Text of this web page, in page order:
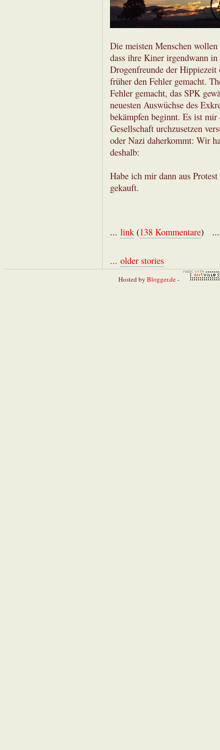
Die meisten Menschen
dass ihre Kiner irgendwann
Drogenfreunde der Hippiezeit
früher den Fehler gemacht.
Fehler gemacht, das SPK
neuesten Auswüchse des
bekämpfen beginnt. Es ist
Gesellschaft urchzusetzen
oder Nazi daherkommt: Wir
deshalb:
Habe ich mir dann aus
gekauft.
... link (138 Kommentare)
... older stories
Hosted by Blogger.de-